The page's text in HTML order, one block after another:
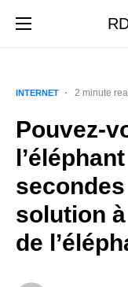
INTERNET 2 minute
Pouvez-
solution à
de